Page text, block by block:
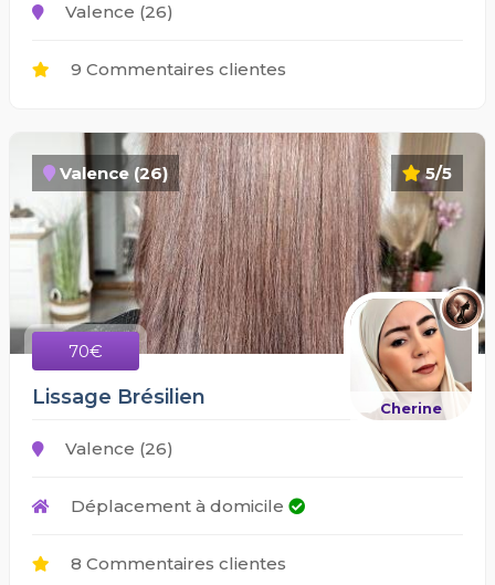
Valence (26)
9 Commentaires clientes
5/5
Valence (26)
70€
Cherine
Lissage Brésilien
Valence (26)
Déplacement à domicile
8 Commentaires clientes